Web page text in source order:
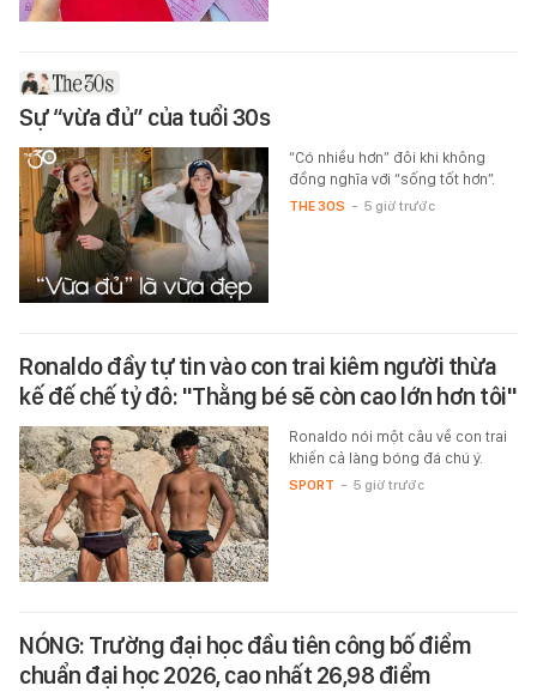
Sự “vừa đủ” của tuổi 30s
“Có nhiều hơn” đôi khi không
đồng nghĩa với “sống tốt hơn”.
THE 30S - 5 giờ trước
Ronaldo đầy tự tin vào con trai kiêm người thừa
kế đế chế tỷ đô: "Thằng bé sẽ còn cao lớn hơn tôi"
Ronaldo nói một câu về con trai
khiến cả làng bóng đá chú ý.
SPORT - 5 giờ trước
NÓNG: Trường đại học đầu tiên công bố điểm
chuẩn đại học 2026, cao nhất 26,98 điểm